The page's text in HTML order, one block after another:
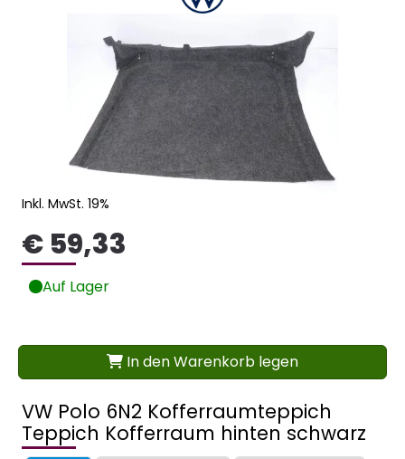
VW Polo 6N2 Kofferraumteppich
Teppich Kofferraum hinten schwarz
Inkl. MwSt. 19%
€ 59,33
Auf Lager
In den Warenkorb legen